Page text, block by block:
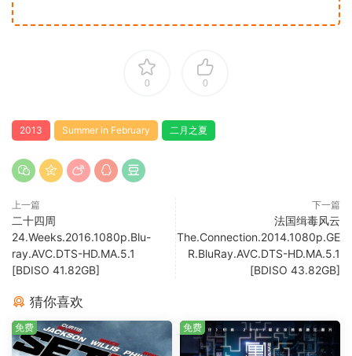
0 0
2013 Summer in February 二月之夏
上一篇
二十四周
24.Weeks.2016.1080p.Blu-
ray.AVC.DTS-HD.MA.5.1
[BDISO 41.82GB]
下一篇
法国缉毒风云
The.Connection.2014.1080p.GE
R.BluRay.AVC.DTS-HD.MA.5.1
[BDISO 43.82GB]
猜你喜欢
免费 免费